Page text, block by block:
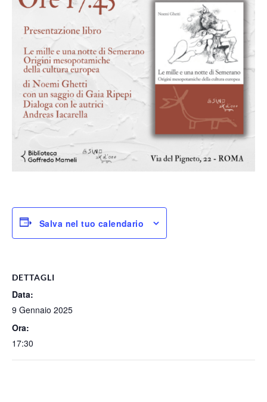
Salva nel tuo calendario
DETTAGLI
Data:
9 Gennaio 2025
Ora:
17:30